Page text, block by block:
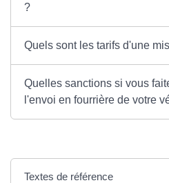
?
Quels sont les tarifs d'une
Quelles sanctions si vous
l'envoi en fourrière de votre
Textes de référence